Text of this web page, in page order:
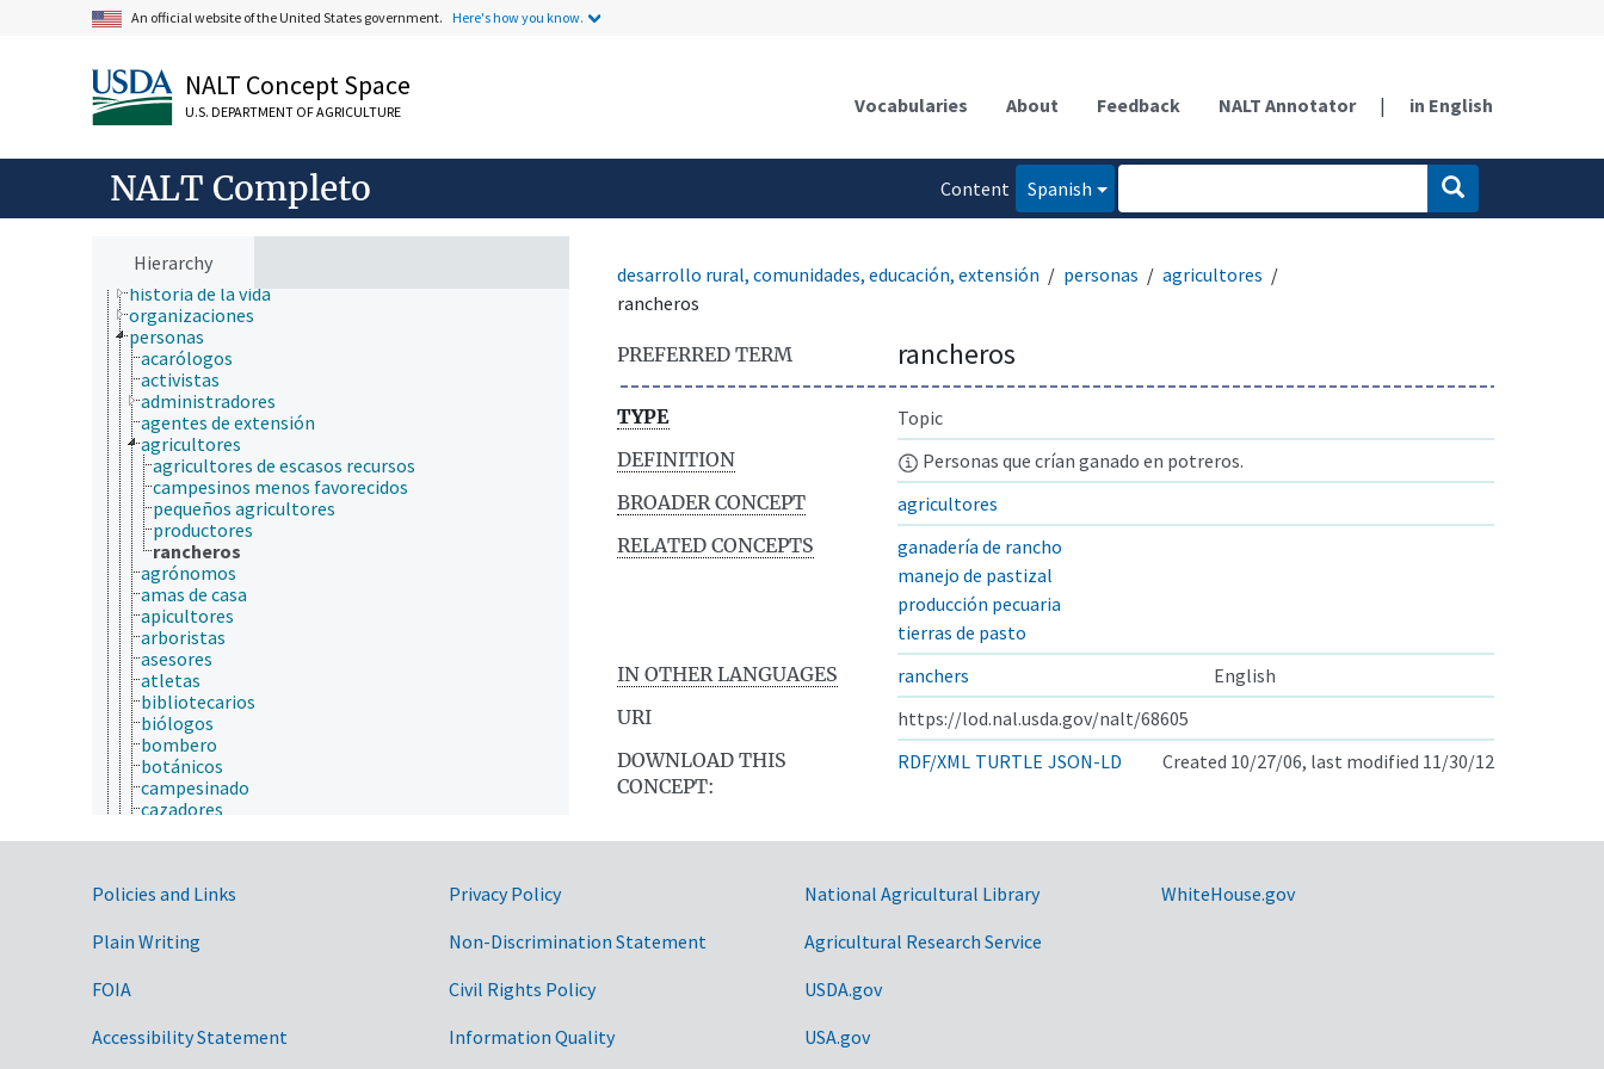
An official website of the United States government. Here's how you know.
NALT Concept Space
U.S. DEPARTMENT OF AGRICULTURE Vocabularies About Feedback NALT Annotator | in English
NALT Completo
Content
Spanish
Hierarchy
animales, ganado, Una Sola Salud
desarrollo rural, comunidades, educación, extensión
comunicación (humana)
educación
historia de la vida
organizaciones
personas
acarólogos
activistas
administradores
agentes de extensión
agricultores
agricultores de escasos recursos
campesinos menos favorecidos
pequeños agricultores
productores
rancheros
agrónomos
amas de casa
apicultores
arboristas
asesores
atletas
bibliotecarios
biólogos
bombero
botánicos
campesinado
cazadores
contratistas
criadores de animales
cuidadores
donantes de sangre
desarrollo rural, comunidades, educación, extensión personas
agricultores
rancheros
PREFERRED TERM rancheros
TYPE
Topic
DEFINITION
Personas que crían ganado en potreros.
BROADER CONCEPT
agricultores
RELATED CONCEPTS
ganadería de rancho
manejo de pastizal
producción pecuaria
tierras de pasto
IN OTHER LANGUAGES
ranchers
English
URI
https://lod.nal.usda.gov/nalt/68605
DOWNLOAD THIS
CONCEPT:
RDF/XML TURTLE JSON-LD Created 10/27/06, last modified 11/30/12
Government Links
Policies and Links
Plain Writing
FOIA
Accessibility Statement
Privacy Policy
Non-Discrimination Statement
Civil Rights Policy
Information Quality
National Agricultural Library
Agricultural Research Service
USDA.gov
USA.gov
WhiteHouse.gov